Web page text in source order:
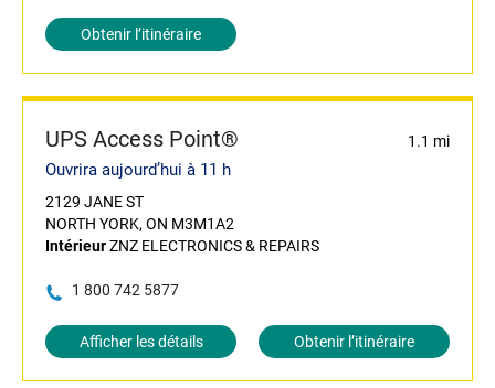
Obtenir l’itinéraire
UPS Access Point® 1.1 mi
Ouvrira aujourd’hui à 11 h
2129 JANE ST
NORTH YORK, ON M3M1A2
IntérieurZNZ ELECTRONICS & REPAIRS
1 800 742 5877
Afficher les détails Obtenir l’itinéraire